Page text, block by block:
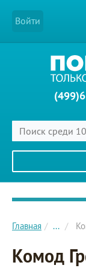
Войти
Главное меню
Главная ...
Комод